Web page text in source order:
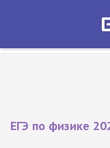
ЕГЭ по физике